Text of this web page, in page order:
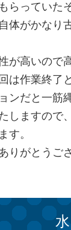
らっていた
体がかなり
が高いので
は作業終了
ンだと一筋
しますので
す。
りがとうご